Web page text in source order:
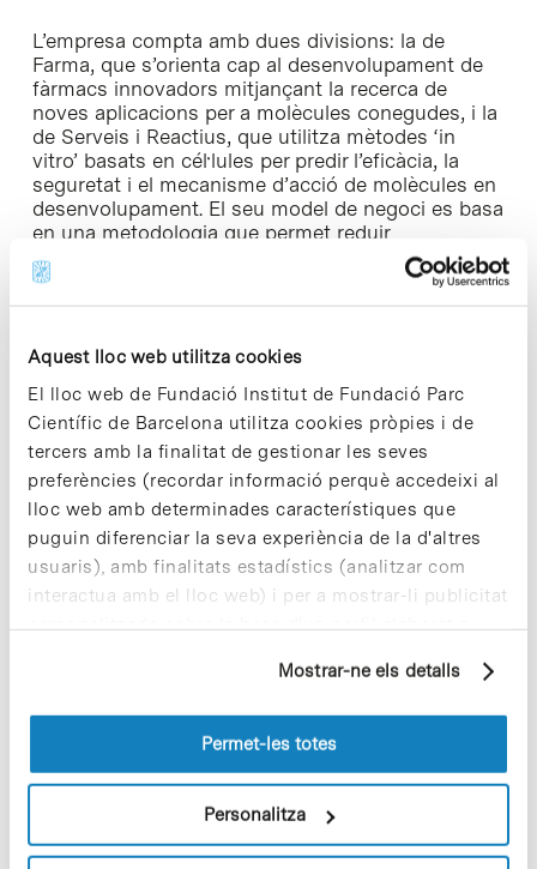
Aquest lloc web utilitza cookies
El lloc web de Fundació Institut de Fundació Parc
Científic de Barcelona utilitza cookies pròpies i de
tercers amb la finalitat de gestionar les seves
preferències (recordar informació perquè accedeixi al
lloc web amb determinades característiques que
puguin diferenciar la seva experiència de la d'altres
usuaris), amb finalitats estadístics (analitzar com
interactua amb el lloc web) i per a mostrar-li publicitat
personalitzada sobre la base d'un perfil elaborat a
pàgines visitades). Per a obtenir més informació sobre
les cookies pot consultar laPolítica de cookiesdel
Mostrar-ne els detalls
Permet-les totes
Personalitza
L’empresa compta amb dues divisions: la de
Farma, que s’orienta cap al desenvolupament de
fàrmacs innovadors mitjançant la recerca de
noves aplicacions per a molècules conegudes, i la
de Serveis i Reactius, que utilitza mètodes ‘in
vitro’ basats en cél·lules per predir l’eficàcia, la
seguretat i el mecanisme d’acció de molècules en
desenvolupament. El seu model de negoci es basa
en una metodologia que permet reduir
considerablement els costos, els riscos i el temps
de desenvolupament d’un fàrmac.
Share Share
Notícies més vistes
Vacances responsables en temps
d’emergència climàtica
15 de juliol de 2026